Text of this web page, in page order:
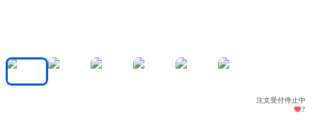
注文受付停止中
7